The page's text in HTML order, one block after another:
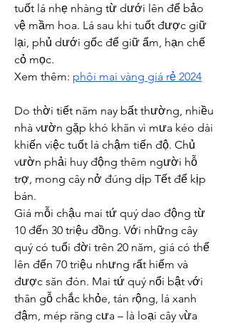
tuốt lá nhẹ nhàng từ dưới lên để bảo
vệ mầm hoa. Lá sau khi tuốt được giữ
lại, phủ dưới gốc để giữ ẩm, hạn chế
cỏ mọc.
Xem thêm: phôi mai vàng giá rẻ 2024
Do thời tiết năm nay bất thường, nhiều
nhà vườn gặp khó khăn vì mưa kéo dài
khiến việc tuốt lá chậm tiến độ. Chủ
vườn phải huy động thêm người hỗ
trợ, mong cây nở đúng dịp Tết để kịp
bán.
Giá mỗi chậu mai tứ quý dao động từ
10 đến 30 triệu đồng. Với những cây
quý có tuổi đời trên 20 năm, giá có thể
lên đến 70 triệu nhưng rất hiếm và
được săn đón. Mai tứ quý nổi bật với
thân gỗ chắc khỏe, tán rộng, lá xanh
đậm, mép răng cưa – là loại cây vừa